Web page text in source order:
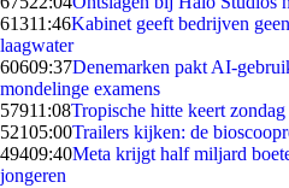
61311:46Kabinet geeft bedrijven
laagwater
60609:37Denemarken pakt AI-
mondelinge examens
57911:08Tropische hitte keert
52105:00Trailers kijken: de
49409:40Meta krijgt half miljard
jongeren